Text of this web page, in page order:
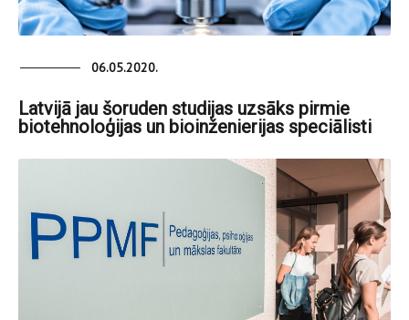
06.05.2020.
Latvijā jau šoruden studijas uzsāks pirmie
biotehnoloģijas un bioinženierijas speciālisti